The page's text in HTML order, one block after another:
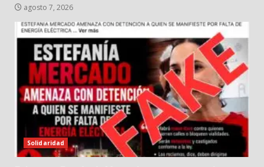
agosto 7, 2026
Solidaridad